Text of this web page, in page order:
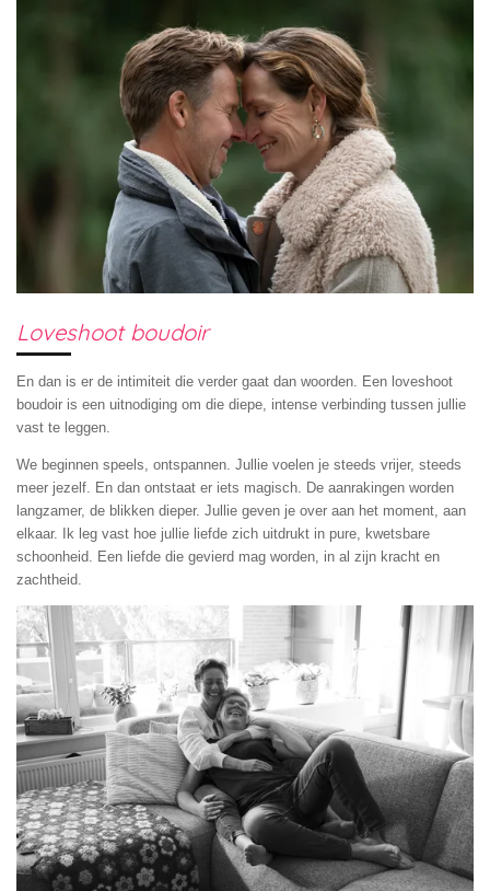
Loveshoot boudoir
En dan is er de intimiteit die verder gaat dan woorden. Een loveshoot
boudoir is een uitnodiging om die diepe, intense verbinding tussen jullie
vast te leggen.
We beginnen speels, ontspannen. Jullie voelen je steeds vrijer, steeds
meer jezelf. En dan ontstaat er iets magisch. De aanrakingen worden
langzamer, de blikken dieper. Jullie geven je over aan het moment, aan
elkaar. Ik leg vast hoe jullie liefde zich uitdrukt in pure, kwetsbare
schoonheid. Een liefde die gevierd mag worden, in al zijn kracht en
zachtheid.